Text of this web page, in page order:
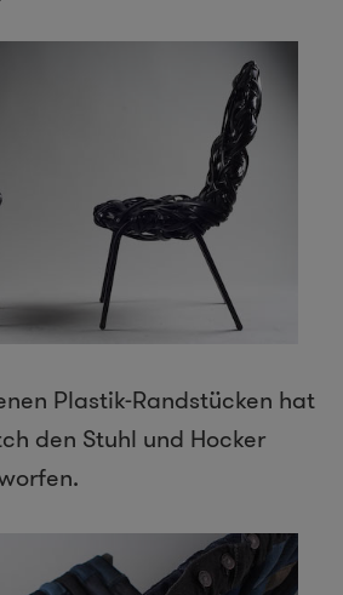
Plastik-Randstücken hat
den Stuhl und Hocker